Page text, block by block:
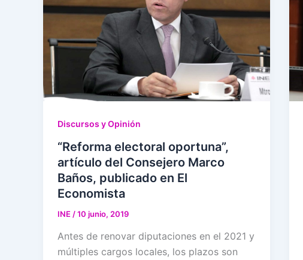
Discursos y Opinión
“Reforma electoral oportuna”,
artículo del Consejero Marco
Baños, publicado en El
Economista
INE /10 junio, 2019
Antes de renovar diputaciones en el 2021 y
múltiples cargos locales, los plazos son